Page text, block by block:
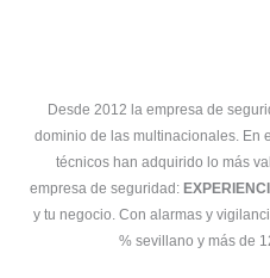
Desde 2012 la empresa de
dominio de las multinacionales. En
técnicos han adquirido lo más
empresa de seguridad:
y tu negocio. Con alarmas y
% sevillano y más de